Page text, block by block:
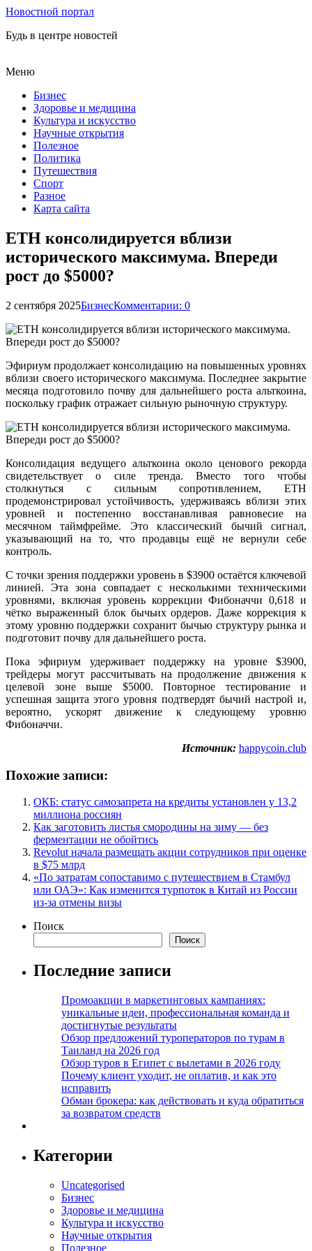
Новостной портал
Будь в центре новостей
Меню
Бизнес
Здоровье и медицина
Культура и искусство
Научные открытия
Полезное
Политика
Путешествия
Спорт
Разное
Карта сайта
ETH консолидируется вблизи
исторического максимума. Впереди
рост до $5000?
2 сентября 2025БизнесКомментарии: 0
Эфириум продолжает консолидацию на повышенных уровнях
вблизи своего исторического максимума. Последнее закрытие
месяца подготовило почву для дальнейшего роста альткоина,
поскольку график отражает сильную рыночную структуру.
Консолидация ведущего альткоина около ценового рекорда
свидетельствует о силе тренда. Вместо того чтобы
столкнуться с сильным сопротивлением, ETH
продемонстрировал устойчивость, удерживаясь вблизи этих
уровней и постепенно восстанавливая равновесие на
месячном таймфрейме. Это классический бычий сигнал,
указывающий на то, что продавцы ещё не вернули себе
контроль.
С точки зрения поддержки уровень в $3900 остаётся ключевой
линией. Эта зона совпадает с несколькими техническими
уровнями, включая уровень коррекции Фибоначчи 0,618 и
чётко выраженный блок бычьих ордеров. Даже коррекция к
этому уровню поддержки сохранит бычью структуру рынка и
подготовит почву для дальнейшего роста.
Пока эфириум удерживает поддержку на уровне $3900,
трейдеры могут рассчитывать на продолжение движения к
целевой зоне выше $5000. Повторное тестирование и
успешная защита этого уровня подтвердят бычий настрой и,
вероятно, ускорят движение к следующему уровню
Фибоначчи.
Источник: happycoin.club
Похожие записи:
ОКБ: статус самозапрета на кредиты установлен у 13,2
миллиона россиян
Как заготовить листья смородины на зиму — без
ферментации не обойтись
Revolut начала размещать акции сотрудников при оценке
в $75 млрд
«По затратам сопоставимо с путешествием в Стамбул
или ОАЭ»: Как изменится турпоток в Китай из России
из-за отмены визы
Поиск
Поиск
Последние записи
Промоакции в маркетинговых кампаниях:
уникальные идеи, профессиональная команда и
достигнутые результаты
Обзор предложений туроператоров по турам в
Таиланд на 2026 год
Обзор туров в Египет с вылетами в 2026 году
Почему клиент уходит, не оплатив, и как это
исправить
Обман брокера: как действовать и куда обратиться
за возвратом средств
Категории
Uncategorised
Бизнес
Здоровье и медицина
Культура и искусство
Научные открытия
Полезное